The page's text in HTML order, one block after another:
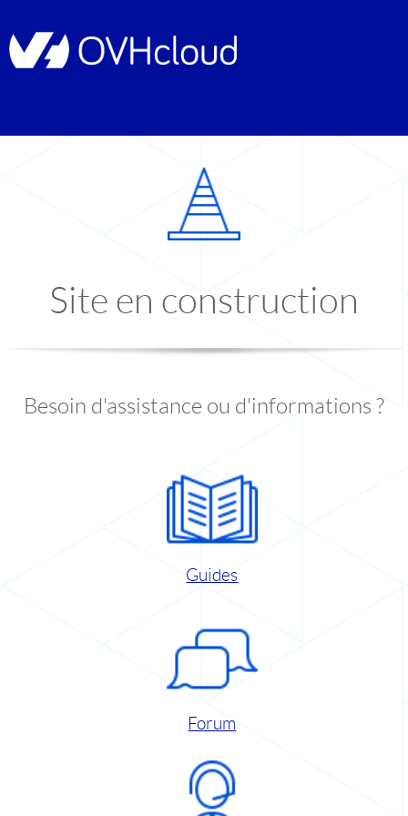
Site en construction
Besoin d'assistance ou d'informations ?
Guides
Forum